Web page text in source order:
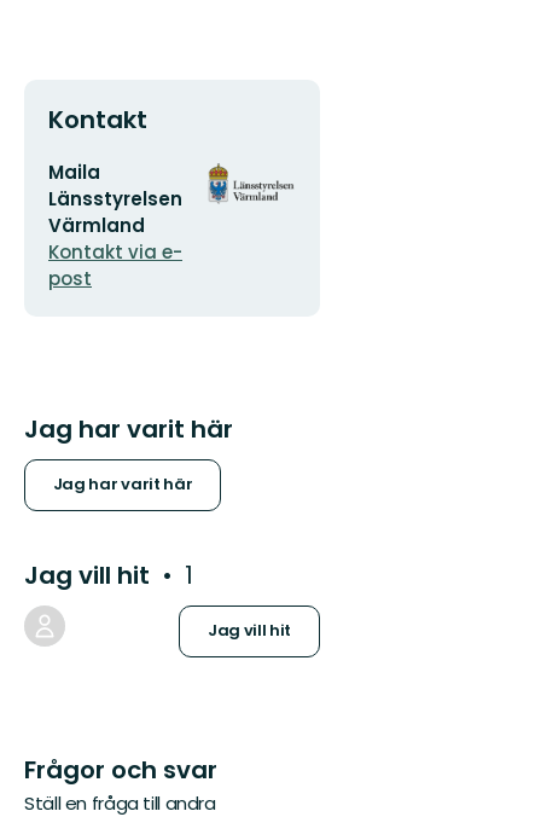
Kontakt
E-
postadress
Maila
Länsstyrelsen
Värmland
Kontakt via e-
post
Organisationens
logotyp
Jag har varit här
Jag har varit här
Jag vill hit 1
Jag vill hit
Frågor och svar
Ställ en fråga till andra